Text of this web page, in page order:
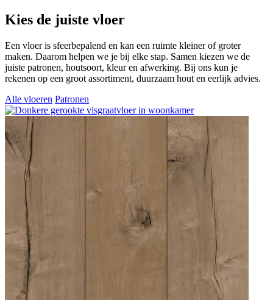
Kies de juiste vloer
Een vloer is sfeerbepalend en kan een ruimte kleiner of groter
maken. Daarom helpen we je bij elke stap. Samen kiezen we de
juiste patronen, houtsoort, kleur en afwerking. Bij ons kun je
rekenen op een groot assortiment, duurzaam hout en eerlijk advies.
Alle vloeren Patronen